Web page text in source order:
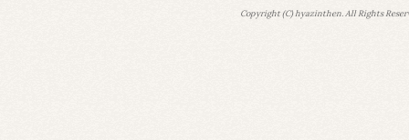
Copyright (C) hyazinthen. All Rights